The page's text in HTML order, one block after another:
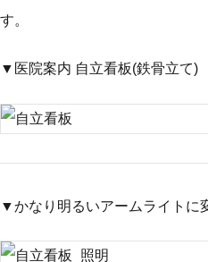
す。
▼医院案内 自立看板(鉄骨立て)
▼かなり明るいアームライトに